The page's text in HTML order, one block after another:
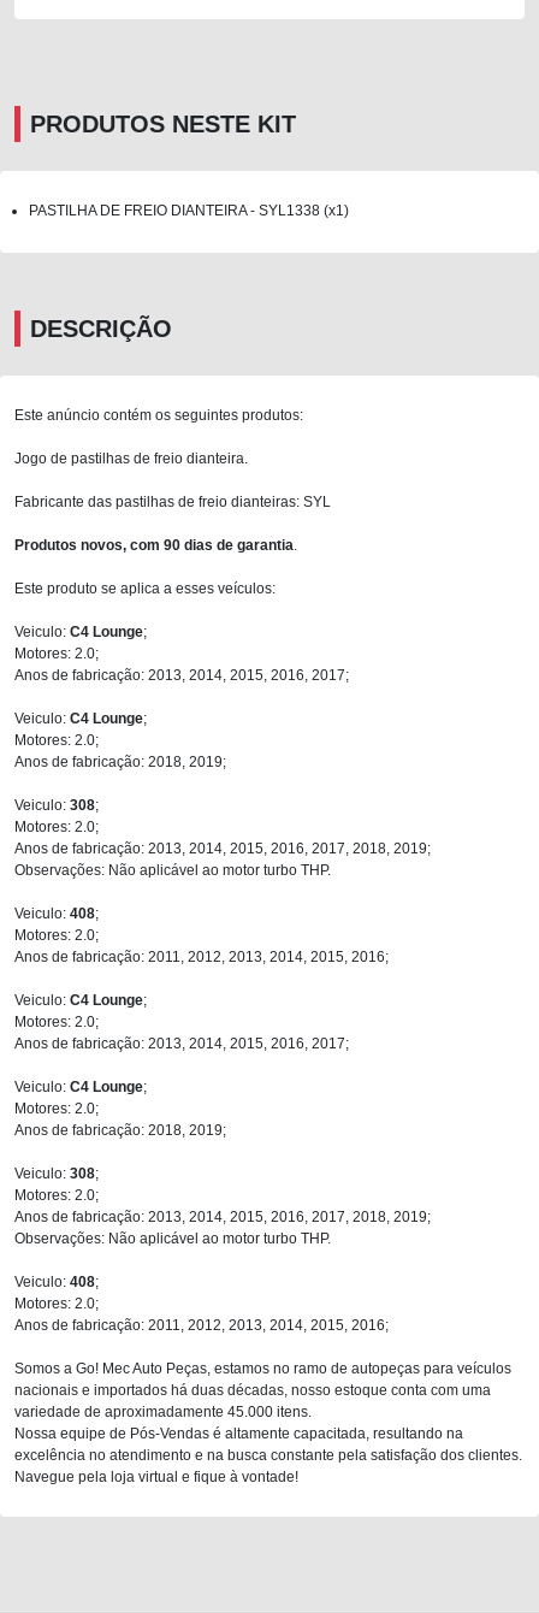
PRODUTOS NESTE KIT
PASTILHA DE FREIO DIANTEIRA - SYL1338 (x1)
DESCRIÇÃO
Este anúncio contém os seguintes produtos:
Jogo de pastilhas de freio dianteira.
Fabricante das pastilhas de freio dianteiras: SYL
Produtos novos, com 90 dias de garantia
Este produto se aplica a esses veículos:
Veiculo: C4 Lounge;
Motores: 2.0;
Anos de fabricação: 2013, 2014, 2015, 2016, 2017;
Veiculo: C4 Lounge;
Motores: 2.0;
Anos de fabricação: 2018, 2019;
Veiculo: 308;
Motores: 2.0;
Anos de fabricação: 2013, 2014, 2015, 2016, 2017, 2018, 2019;
Observações: Não aplicável ao motor turbo THP.
Veiculo: 408;
Motores: 2.0;
Anos de fabricação: 2011, 2012, 2013, 2014, 2015, 2016;
Veiculo: C4 Lounge;
Motores: 2.0;
Anos de fabricação: 2013, 2014, 2015, 2016, 2017;
Veiculo: C4 Lounge;
Motores: 2.0;
Anos de fabricação: 2018, 2019;
Veiculo: 308;
Motores: 2.0;
Anos de fabricação: 2013, 2014, 2015, 2016, 2017, 2018, 2019;
Observações: Não aplicável ao motor turbo THP.
Veiculo: 408;
Motores: 2.0;
Anos de fabricação: 2011, 2012, 2013, 2014, 2015, 2016;
Somos a Go! Mec Auto Peças, estamos no ramo de autopeças para veículos
nacionais e importados há duas décadas, nosso estoque conta com uma
variedade de aproximadamente 45.000 itens.
Nossa equipe de Pós-Vendas é altamente capacitada, resultando na
excelência no atendimento e na busca constante pela satisfação dos clientes.
Navegue pela loja virtual e fique à vontade!